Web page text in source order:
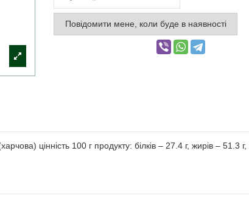
Повідомити мене, коли буде в наявності
цінність 100 г продукту: білків – 27.4 г, жирів – 51.3 г,